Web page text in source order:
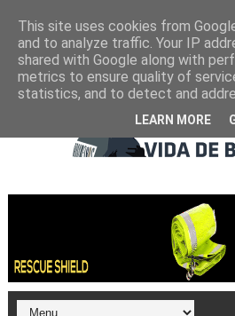
This site uses cookies from
and to analyze traffic. Your IP
shared with Google along with
metrics to ensure quality of
statistics, and to detect and
LEARN MORE